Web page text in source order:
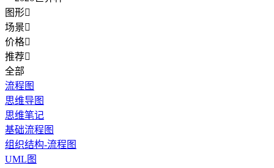
图形
场景
价格
推荐
全部
流程图
思维导图
思维笔记
基础流程图
组织结构-流程图
UML图